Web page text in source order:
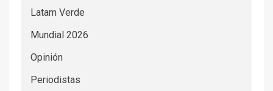
Latam Verde
Mundial 2026
Opinión
Periodistas